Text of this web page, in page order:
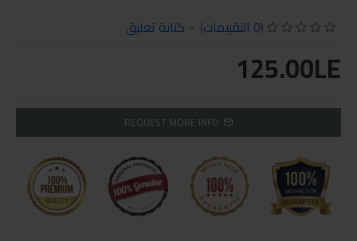
(0 التقييمات) - كتابة تعليق
125.00LE
REQUEST MORE INFO